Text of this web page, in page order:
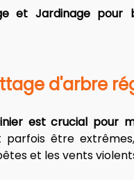
et Jardinage pour
d'arbre
est crucial pour
parfois être
et les vents